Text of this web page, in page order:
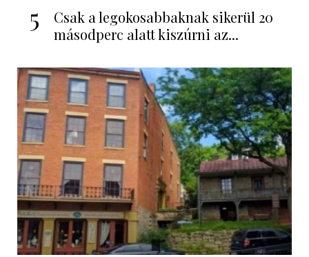
5
Csak a legokosabbaknak sikerül 20
másodperc alatt kiszúrni az...